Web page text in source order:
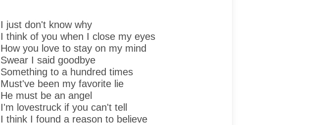
I just don't know why
I think of you when I close my eyes
How you love to stay on my mind
Swear I said goodbye
Something to a hundred times
Must've been my favorite lie
He must be an angel
I'm lovestruck if you can't tell
I think I found a reason to believe